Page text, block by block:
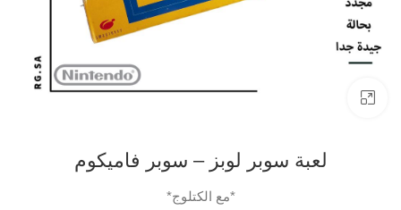
لعبة سوبر لوبز – سوبر فاميكوم
*مع الكتلوج*